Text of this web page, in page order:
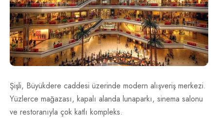
EN
Şişli, Büyükdere caddesi üzerinde modern alışveriş merkezi.
Yüzlerce mağazası, kapalı alanda lunaparkı, sinema salonu
ve restoranıyla çok katlı kompleks.